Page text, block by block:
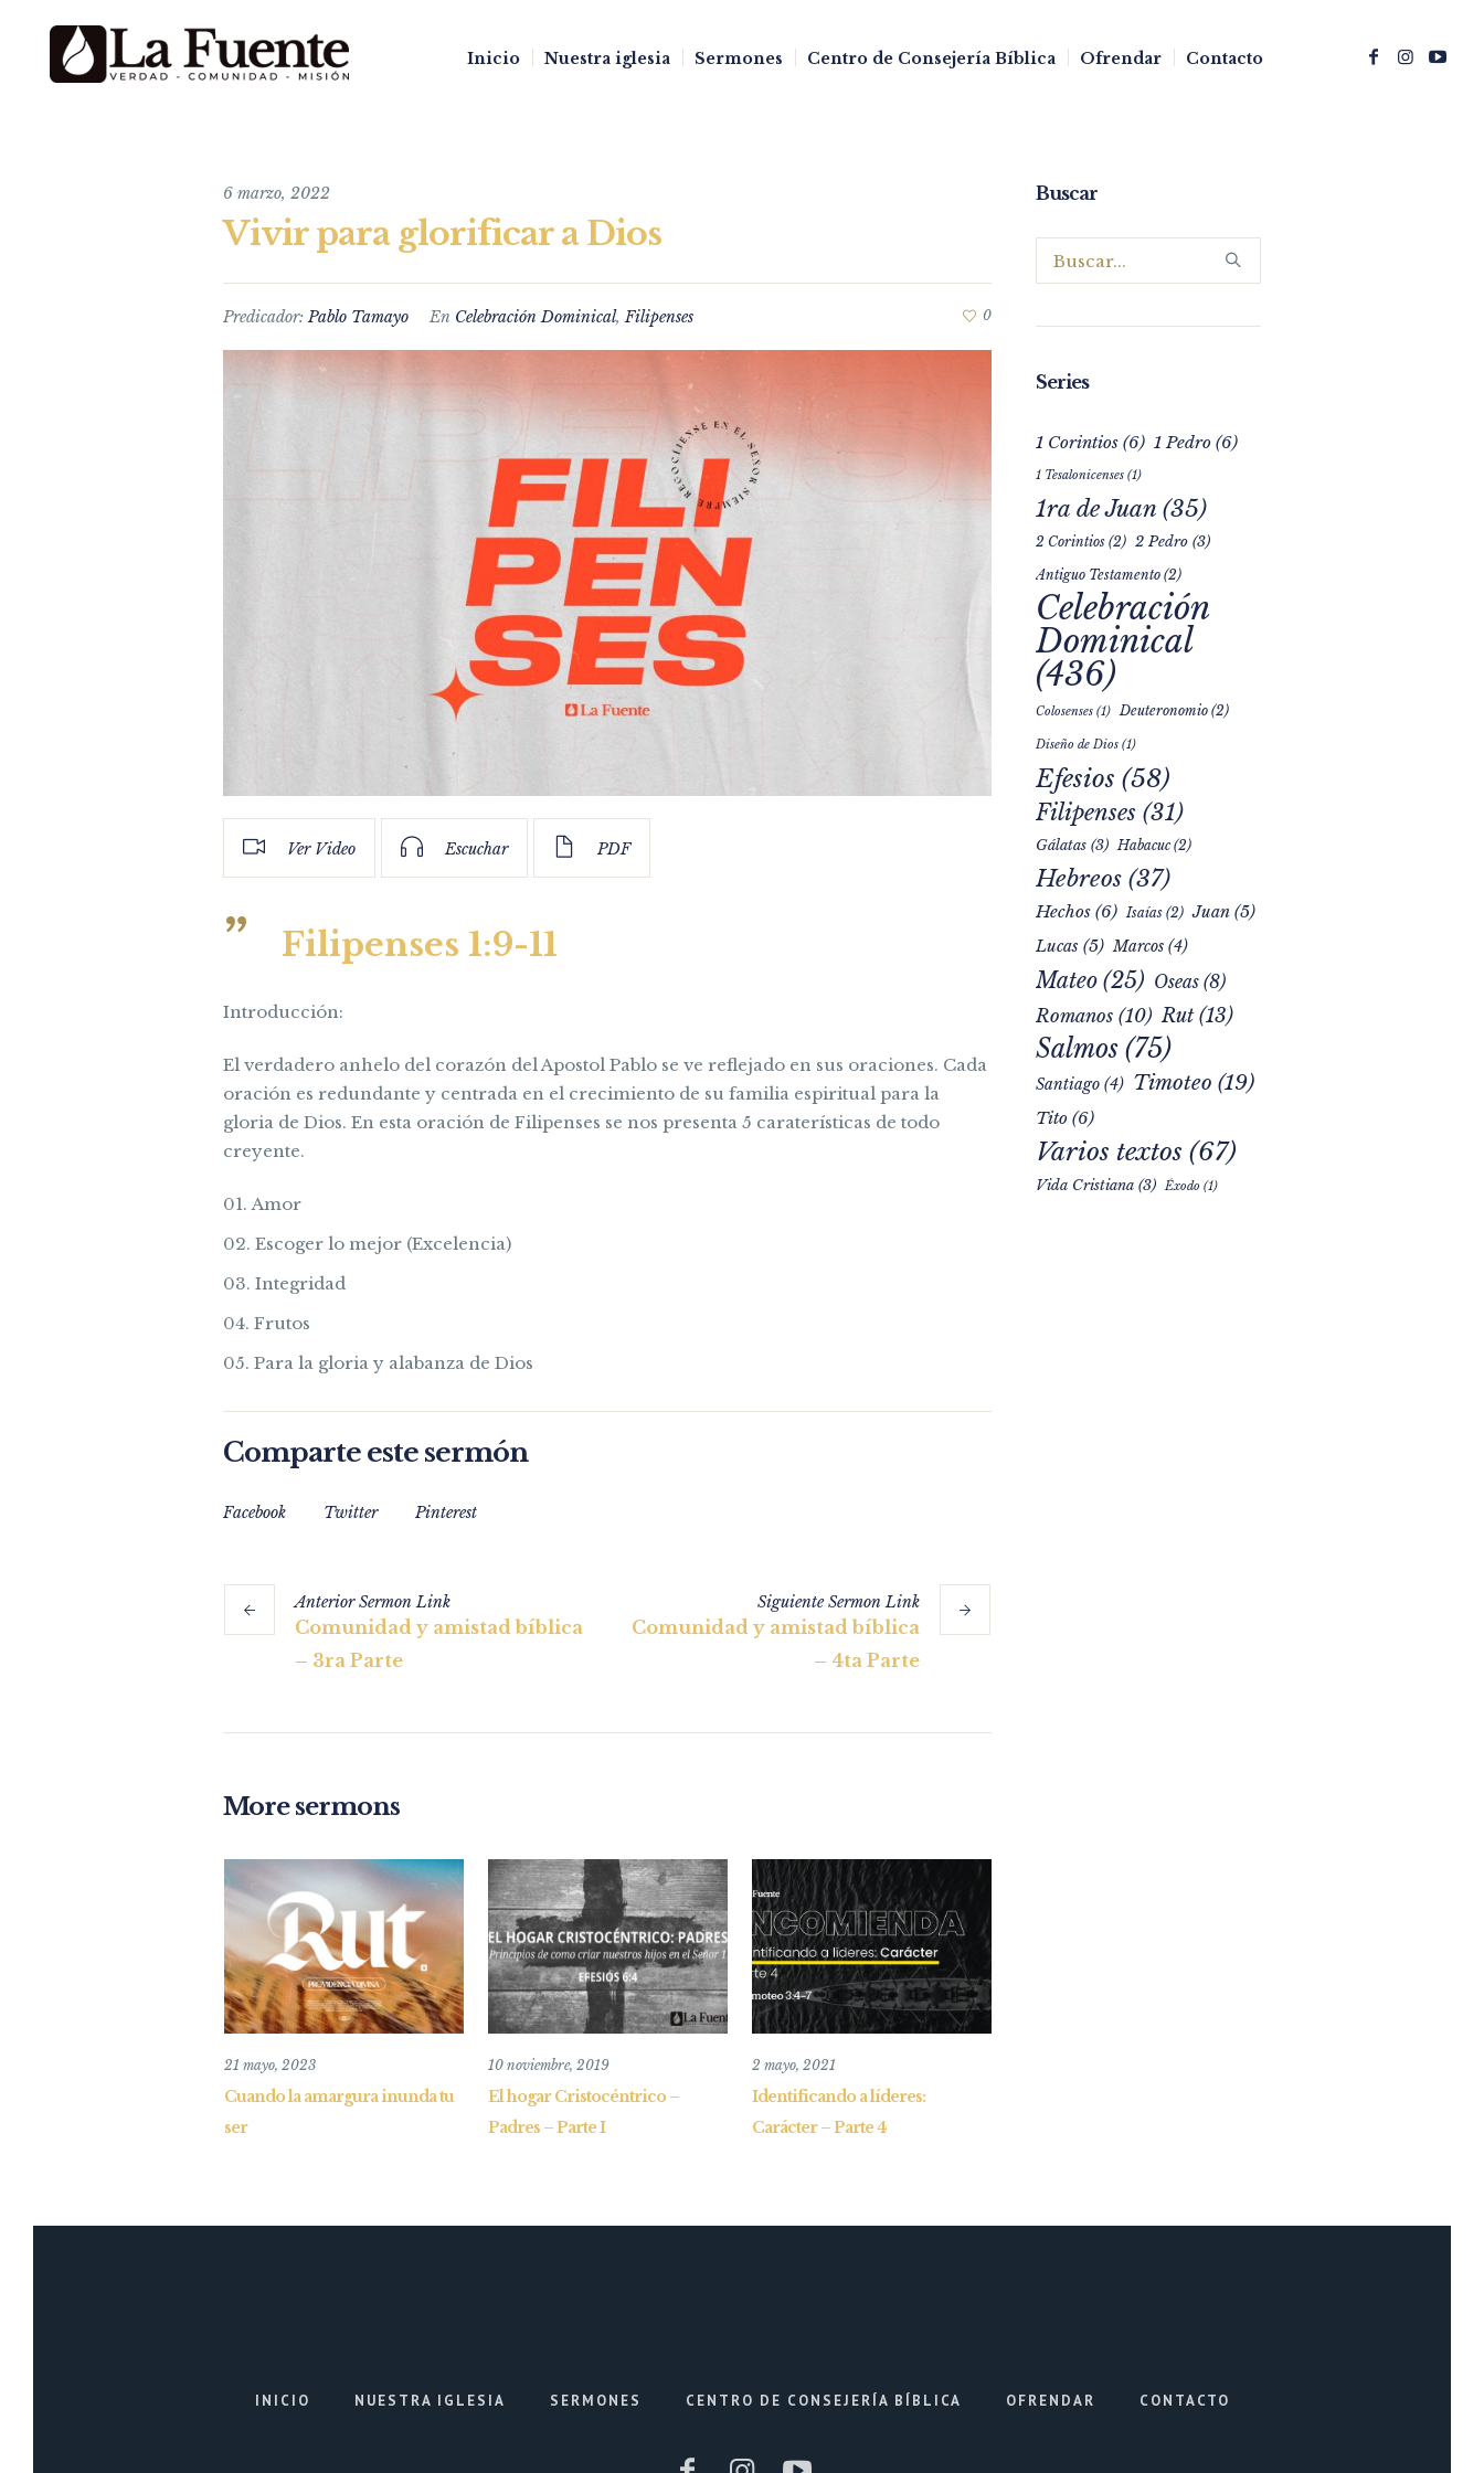
Inicio Nuestra iglesia Sermones Centro de Consejería Bíblica Ofrendar Contacto
6 marzo, 2022
Vivir para glorificar a Dios
Predicador:Pablo Tamayo En Celebración Dominical,Filipenses 0
Ver Video Escuchar PDF
Filipenses 1:9-11
Introducción:
El verdadero anhelo del corazón del Apostol Pablo se ve reflejado en sus oraciones. Cada
oración es redundante y centrada en el crecimiento de su familia espiritual para la
gloria de Dios. En esta oración de Filipenses se nos presenta 5 caraterísticas de todo
creyente.
Amor
Escoger lo mejor (Excelencia)
Integridad
Frutos
Para la gloria y alabanza de Dios
Comparte este sermón
Facebook Twitter Pinterest
AnteriorSermonLink
Comunidad y amistad bíblica
– 3ra Parte
SiguienteSermonLink
Comunidad y amistad bíblica
– 4ta Parte
More sermons
21 mayo, 2023
Cuando la amargura inunda tu
ser
10 noviembre, 2019
El hogar Cristocéntrico –
Padres – Parte I
2 mayo, 2021
Identificando a líderes:
Carácter – Parte 4
Buscar
Series
1 Corintios(6) 1 Pedro(6)
1 Tesalonicenses(1)
1ra de Juan(35)
2 Corintios(2) 2 Pedro(3)
Antiguo Testamento(2)
Celebración
Dominical
(436)
Colosenses(1) Deuteronomio(2)
Diseño de Dios(1)
Efesios (58)
Filipenses(31)
Gálatas(3) Habacuc(2)
Hebreos(37)
Hechos(6) Isaías(2) Juan(5)
Lucas (5) Marcos(4)
Mateo(25) Oseas(8)
Romanos(10) Rut(13)
Salmos(75)
Santiago(4) Timoteo (19)
Tito(6)
Varios textos (67)
Vida Cristiana(3) Éxodo (1)
INICIO NUESTRA IGLESIA SERMONES CENTRO DE CONSEJERÍA BÍBLICA OFRENDAR CONTACTO